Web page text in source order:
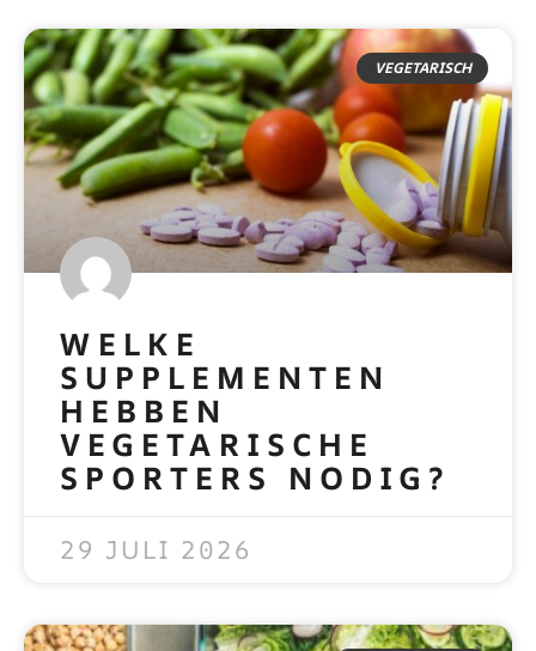
VEGETARISCH
WELKE
SUPPLEMENTEN
HEBBEN
VEGETARISCHE
SPORTERS NODIG?
29 JULI 2026